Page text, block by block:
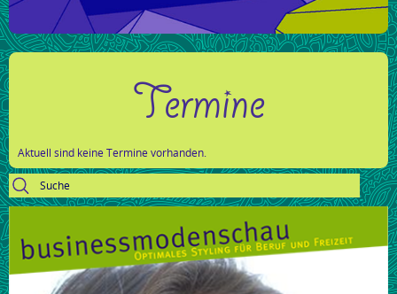
Termine
Aktuell sind keine Termine vorhanden.